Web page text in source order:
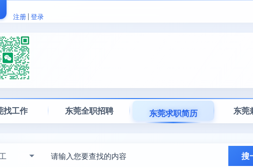
注册 | 登录
找工作 东莞全职招聘 东莞求职简历 东莞